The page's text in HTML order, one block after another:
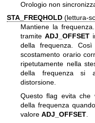
Orologio non
STA_FREQHOLD (lettura-
Mantiene la
tramite ADJ_OFFSET
della frequenza.
scostamento orario
ripetutamente nella
della frequenza si
distorsione.
Questo flag evita che
della frequenza
valore ADJ_OFFSET